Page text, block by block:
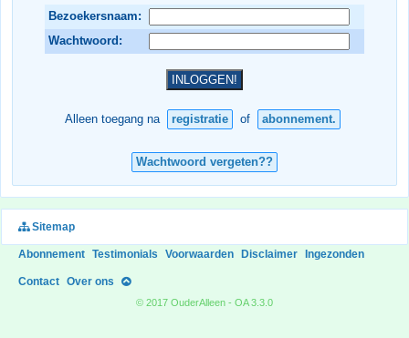
Bezoekersnaam:
Wachtwoord:
Alleen toegang na registratie of abonnement.
Wachtwoord vergeten??
Sitemap
Abonnement Testimonials Voorwaarden Disclaimer Ingezonden
Contact Over ons
© 2017 OuderAlleen - OA 3.3.0